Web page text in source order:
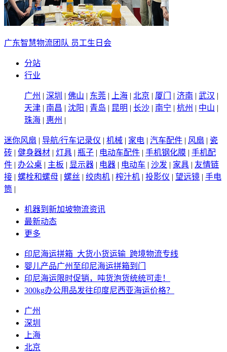
广东智慧物流团队 员工生日会
分站
行业
广州 | 深圳 | 佛山 | 东莞 | 上海 | 北京 | 厦门 | 济南 | 武汉 |
天津 | 南昌 | 沈阳 | 青岛 | 昆明 | 长沙 | 南宁 | 杭州 | 中山 |
珠海 | 惠州 |
迷你风扇 | 导航/行车记录仪 | 机械 | 家电 | 汽车配件 | 风扇 | 瓷
砖 | 健身器材 | 灯具 | 瓶子 | 电动车配件 | 手机钢化膜 | 手机配
件 | 办公桌 | 主板 | 显示器 | 电器 | 电动车 | 沙发 | 家具 | 友情链
接 | 螺栓和螺母 | 螺丝 | 绞肉机 | 榨汁机 | 投影仪 | 望远镜 | 手电
筒 |
机器到新加坡物流资讯
最新动态
更多
印尼海运拼箱_大货小货运输_跨境物流专线
婴儿产品广州至印尼海运拼箱到门
印尼海运限时促销，吨货泡货统统可走！
300kg办公用品发往印度尼西亚海运价格？
广州
深圳
上海
北京